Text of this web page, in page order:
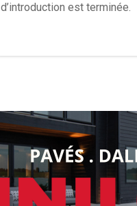
d’introduction est terminée.